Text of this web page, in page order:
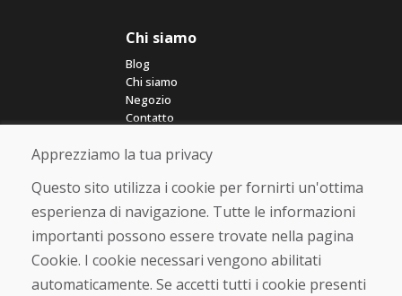
Chi siamo
Blog
Chi siamo
Negozio
Contatto
Acquistare
Negozio online
Termini e condizioni commerciali
Rimostranza
Reso e cambio merce
Protezione dei dati personali
Apprezziamo la tua privacy
Questo sito utilizza i cookie per fornirti un'ottima
esperienza di navigazione. Tutte le informazioni
importanti possono essere trovate nella pagina
Cookie. I cookie necessari vengono abilitati
automaticamente. Se accetti tutti i cookie presenti